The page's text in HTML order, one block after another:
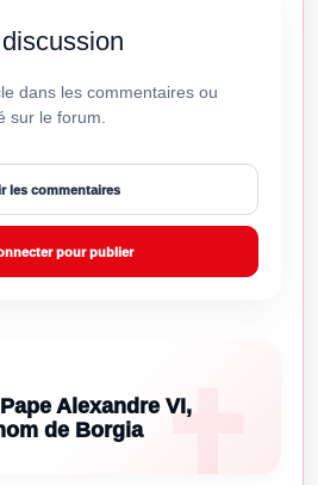
dans les commentaires ou
sur le forum.
les commentaires
pour publier
Alexandre VI,
de Borgia